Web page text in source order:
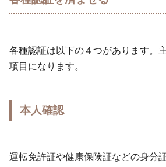
各種認証は以下の４つがあります。
項目になります。
本人確認
運転免許証や健康保険証などの身分